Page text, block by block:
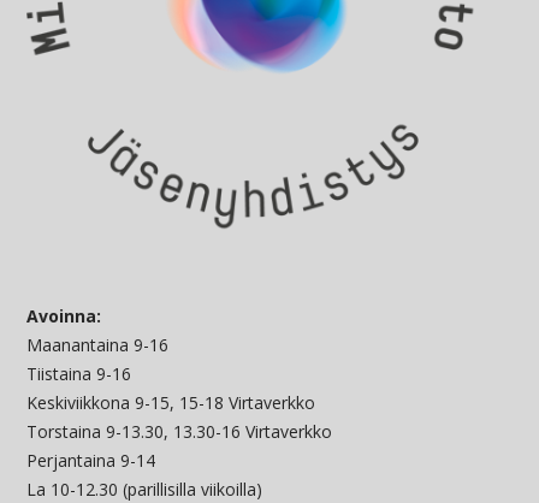
Avoinna:
Maanantaina 9-16
Tiistaina 9-16
Keskiviikkona 9-15, 15-18 Virtaverkko
Torstaina 9-13.30, 13.30-16 Virtaverkko
Perjantaina 9-14
La 10-12.30 (parillisilla viikoilla)